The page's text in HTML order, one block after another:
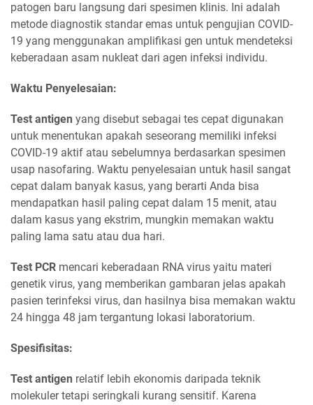
patogen baru langsung dari spesimen klinis. Ini adalah
metode diagnostik standar emas untuk pengujian COVID-
19 yang menggunakan amplifikasi gen untuk mendeteksi
keberadaan asam nukleat dari agen infeksi individu.
Waktu Penyelesaian:
Test antigen yang disebut sebagai tes cepat digunakan
untuk menentukan apakah seseorang memiliki infeksi
COVID-19 aktif atau sebelumnya berdasarkan spesimen
usap nasofaring. Waktu penyelesaian untuk hasil sangat
cepat dalam banyak kasus, yang berarti Anda bisa
mendapatkan hasil paling cepat dalam 15 menit, atau
dalam kasus yang ekstrim, mungkin memakan waktu
paling lama satu atau dua hari.
Test PCR mencari keberadaan RNA virus yaitu materi
genetik virus, yang memberikan gambaran jelas apakah
pasien terinfeksi virus, dan hasilnya bisa memakan waktu
24 hingga 48 jam tergantung lokasi laboratorium.
Spesifisitas:
Test antigen relatif lebih ekonomis daripada teknik
molekuler tetapi seringkali kurang sensitif. Karena